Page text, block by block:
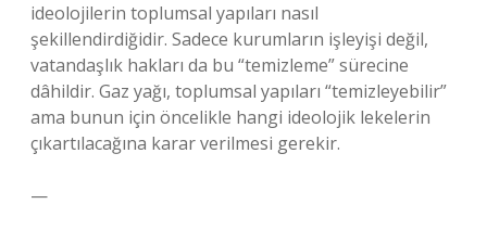
ideolojilerin toplumsal yapıları nasıl
şekillendirdiğidir. Sadece kurumların işleyişi değil,
vatandaşlık hakları da bu “temizleme” sürecine
dâhildir. Gaz yağı, toplumsal yapıları “temizleyebilir”
ama bunun için öncelikle hangi ideolojik lekelerin
çıkartılacağına karar verilmesi gerekir.
—